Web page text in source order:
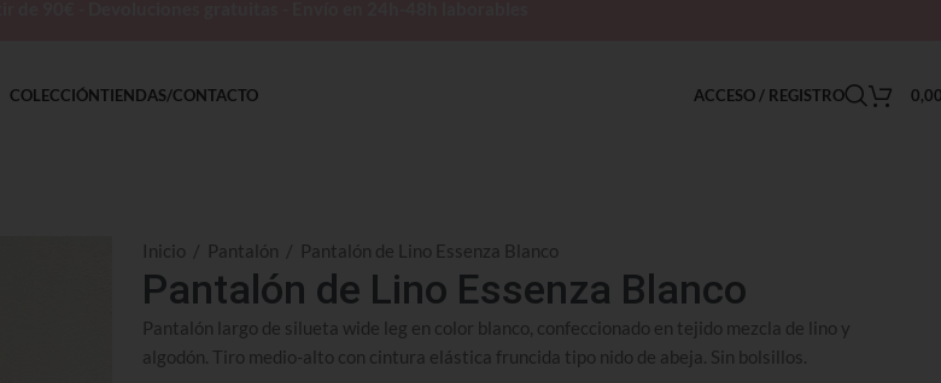
COLECCIÓNTIENDAS/CONTACTO ACCESO / REGISTRO
Inicio / Pantalón / Pantalón de Lino Essenza Blanco
Pantalón de Lino Essenza Blanco
Pantalón largo de silueta wide leg en color blanco, confeccionado en tejido mezcla de lino y
algodón. Tiro medio-alto con cintura elástica fruncida tipo nido de abeja. Sin bolsillos.